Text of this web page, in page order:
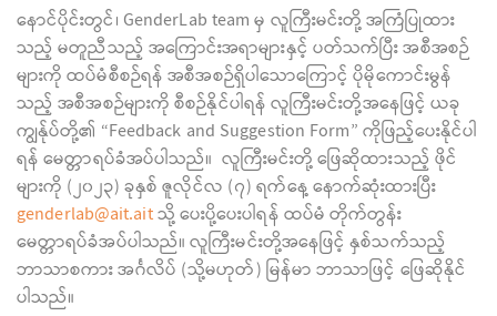
နောင်ပိုင်းတွင်၊ GenderLab team မှ လူကြီးမင်းတို့ အကြံပြုထား
သည့် မတူညီသည့် အကြောင်းအရာများနှင့် ပတ်သက်ပြီး အစီအစဉ်
များကို ထပ်မံစီစဉ်ရန် အစီအစဉ်ရှိပါသောကြောင့် ပိုမိုကောင်းမွန်
သည့် အစီအစဉ်များကို စီစဉ်နိုင်ပါရန် လူကြီးမင်းတို့အနေဖြင့် ယခု
ကျွန်ုပ်တို့၏ “Feedback and Suggestion Form” ကိုဖြည့်ပေးနိုင်ပါ
ရန် မေတ္တာရပ်ခံအပ်ပါသည်။ လူကြီးမင်းတို့ ဖြေဆိုထားသည့် ဖိုင်
များကို (၂၀၂၃) ခုနှစ် ဇူလိုင်လ (၇) ရက်နေ့ နောက်ဆုံးထားပြီး
genderlab@ait.aitသို့ ပေးပို့ပေးပါရန် ထပ်မံ တိုက်တွန်း
မေတ္တာရပ်ခံအပ်ပါသည်။ လူကြီးမင်းတို့အနေဖြင့် နှစ်သက်သည့်
ဘာသာစကား အင်္ဂလိပ် (သို့မဟုတ်) မြန်မာ ဘာသာဖြင့် ဖြေဆိုနိုင်
ပါသည်။